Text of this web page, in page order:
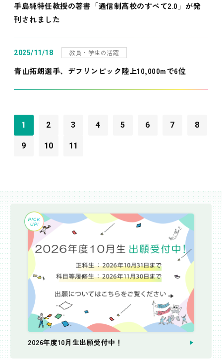
手島純特任教授の著書「通信制高校のすべて2.0」が発
刊されました
2025/11/18 教員・学生の活躍
青山拓朗選手、デフリンピック陸上10,000mで6位
1 2 3 4 5 6 7 8
9 10 11
2026年度10月生出願受付中！